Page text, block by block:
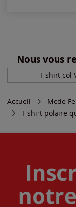
Nous vous
T-shirt col
Accueil Mode
T-shirt polaire